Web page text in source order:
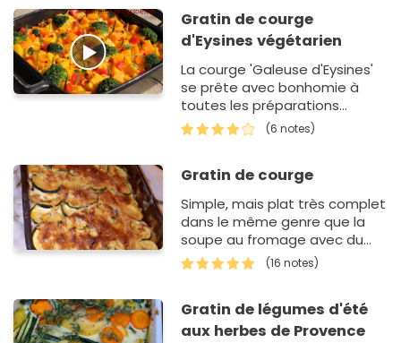
Gratin de courge
d'Eysines végétarien
La courge 'Galeuse d'Eysines'
se prête avec bonhomie à
toutes les préparations
végétariennes : sa chair se
tient bien à la cuisson et sa
(6 notes)
Gratin de courge
Simple, mais plat très complet
dans le même genre que la
soupe au fromage avec du
chou!
(16 notes)
Gratin de légumes d'été
aux herbes de Provence